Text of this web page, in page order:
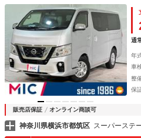
ア オートライト スマートキ
Ｄ Ｂｌｕｅｔｏｏｔｈ 記録
ン パワーウィンドウ
通
年
車
整
保
販売店保証 オンライン商談可
神奈川県横浜市都筑区 スーパーステ